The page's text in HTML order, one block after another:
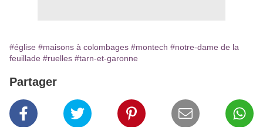
#église #maisons à colombages #montech #notre-dame de la
feuillade #ruelles #tarn-et-garonne
Partager